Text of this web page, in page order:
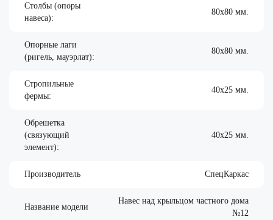
Столбы (опоры
навеса):
80х80 мм.
Опорные лаги
(ригель, мауэрлат):
80х80 мм.
Стропильные
фермы:
40х25 мм.
Обрешетка
(связующий
элемент):
40х25 мм.
Производитель СпецКаркас
Название модели
Навес над крыльцом частного дома
№12